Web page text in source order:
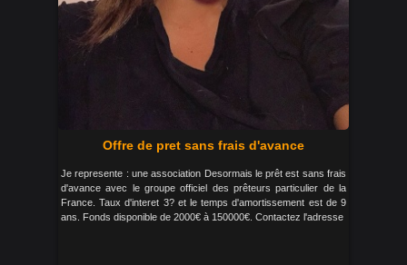
Offre de pret sans frais d'avance
Je represente : une association Desormais le prêt est sans frais
d'avance avec le groupe officiel des prêteurs particulier de la
France. Taux d'interet 3? et le temps d'amortissement est de 9
ans. Fonds disponible de 2000€ à 150000€. Contactez l'adresse